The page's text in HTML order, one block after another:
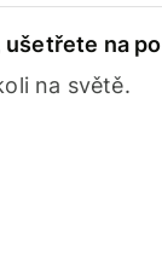
na
na světě.